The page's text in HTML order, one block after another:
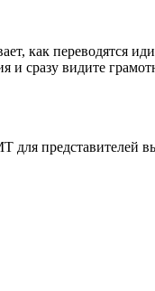
как переводятся
и сразу видите
представителей